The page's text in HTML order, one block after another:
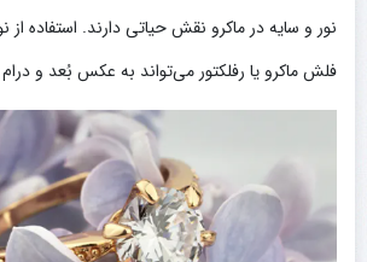
نور و سایه در ماکرو نقش حیاتی دارند. استفاده
فلش ماکرو یا رفلکتور می‌تواند به عکس بُعد و